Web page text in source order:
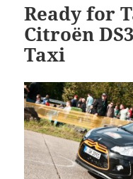
Ready for
Citroën
Taxi